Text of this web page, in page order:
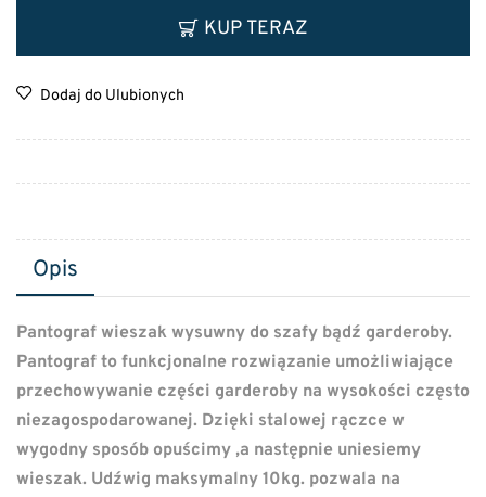
KUP TERAZ
Dodaj do Ulubionych
Opis
Pantograf wieszak wysuwny do szafy bądź garderoby.
Pantograf to funkcjonalne rozwiązanie umożliwiające
przechowywanie części garderoby na wysokości często
niezagospodarowanej. Dzięki stalowej rączce w
wygodny sposób opuścimy ,a następnie uniesiemy
wieszak. Udźwig maksymalny 10kg. pozwala na